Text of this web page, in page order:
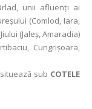
unii afluenţi ai
(Comlod, Iara,
(Jaleş, Amaradia)
Cungrișoara,
sub COTELE